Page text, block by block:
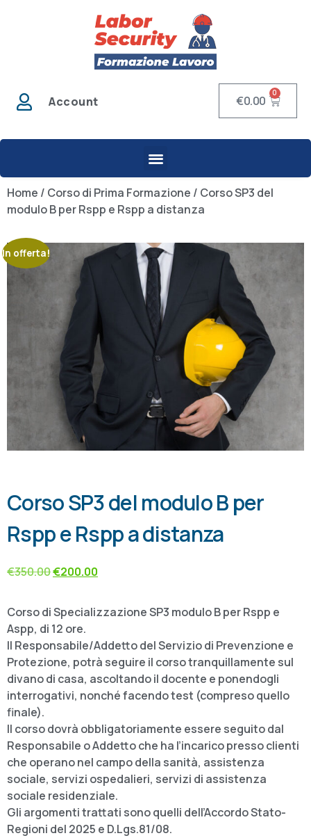
Account €0.00
0
Home / Corso di Prima Formazione / Corso SP3 del
modulo B per Rspp e Rspp a distanza
In offerta!
Corso SP3 del modulo B per
Rspp e Rspp a distanza
€350.00€200.00
Corso di Specializzazione SP3 modulo B per Rspp e
Aspp, di 12 ore.
Il Responsabile/Addetto del Servizio di Prevenzione e
Protezione, potrà seguire il corso tranquillamente sul
divano di casa, ascoltando il docente e ponendogli
interrogativi, nonché facendo test (compreso quello
finale).
Il corso dovrà obbligatoriamente essere seguito dal
Responsabile o Addetto che ha l’incarico presso clienti
che operano nel campo della sanità, assistenza
sociale, servizi ospedalieri, servizi di assistenza
sociale residenziale.
Gli argomenti trattati sono quelli dell’Accordo Stato-
Regioni del 2025 e D.Lgs.81/08.